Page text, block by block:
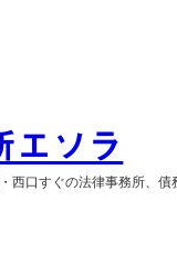
エソラ
西口すぐの法律事務所、